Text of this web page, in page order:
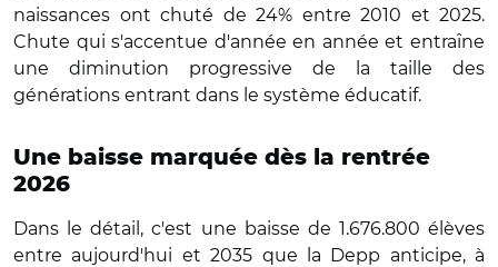
naissances ont chuté de 24% entre 2010 et 2025.
Chute qui s'accentue d'année en année et entraîne
une diminution progressive de la taille des
générations entrant dans le système éducatif.
Une baisse marquée dès la rentrée
2026
Dans le détail, c'est une baisse de 1.676.800 élèves
entre aujourd'hui et 2035 que la Depp anticipe, à